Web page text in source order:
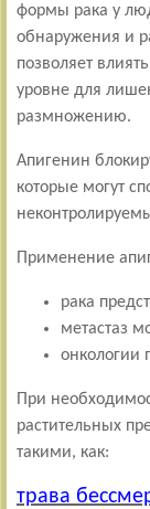
формы рака у
обнаружения и
позволяет
уровне для
размножению.
Апигенин
которые могут
Применение
рака
метастаз
онкологии
При
растительных
такими, как:
трава